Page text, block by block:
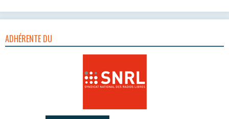
ADHÉRENTE DU